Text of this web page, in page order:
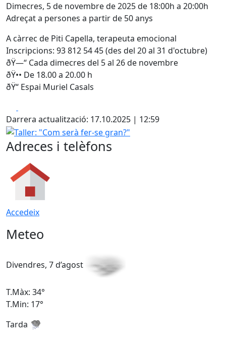
Dimecres, 5 de novembre de 2025 de 18:00h a 20:00h
Adreçat a persones a partir de 50 anys
A càrrec de Piti Capella, terapeuta emocional
Inscripcions: 93 812 54 45 (des del 20 al 31 d'octubre)
ðŸ—“ Cada dimecres del 5 al 26 de novembre
ðŸ•• De 18.00 a 20.00 h
ðŸ“ Espai Muriel Casals
Darrera actualització: 17.10.2025 | 12:59
Taller: "Com serà fer-se gran?"
Adreces i telèfons
Accedeix
Meteo
Divendres, 7 d’agost
T.Màx: 34°
T.Min: 17°
Tarda